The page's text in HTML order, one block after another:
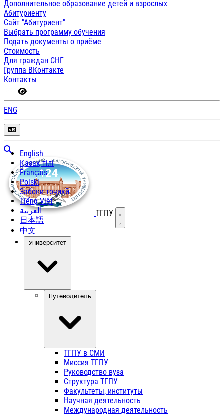
Дополнительное образование детей и взрослых
Абитуриенту
Сайт "Абитуриент"
Выбрать программу обучения
Подать документы о приёме
Стоимость
Для граждан СНГ
Группа ВКонтакте
Контакты
ENG
English
Қазақ тілі
Français
Polski
Забони тоҷикӣ
Tiếng Việt
العربية
日本語
中文
ТГПУ Открыть меню
Университет
Путеводитель
ТГПУ в СМИ
Миссия ТГПУ
Руководство вуза
Структура ТГПУ
Факультеты, институты
Научная деятельность
Международная деятельность